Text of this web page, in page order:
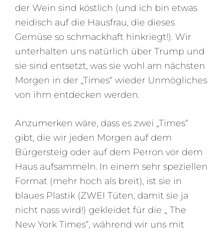
der Wein sind köstlich (und ich bin etwas
neidisch auf die Hausfrau, die dieses
Gemüse so schmackhaft hinkriegt!). Wir
unterhalten uns natürlich über Trump und
sie sind entsetzt, was sie wohl am nächsten
Morgen in der „Times“ wieder Unmögliches
von ihm entdecken werden.
Anzumerken wäre, dass es zwei „Times“
gibt, die wir jeden Morgen auf dem
Bürgersteig oder auf dem Perron vor dem
Haus aufsammeln. In einem sehr speziellen
Format (mehr hoch als breit), ist sie in
blaues Plastik (ZWEI Tüten, damit sie ja
nicht nass wird!) gekleidet für die „ The
New York Times“, während wir uns mit